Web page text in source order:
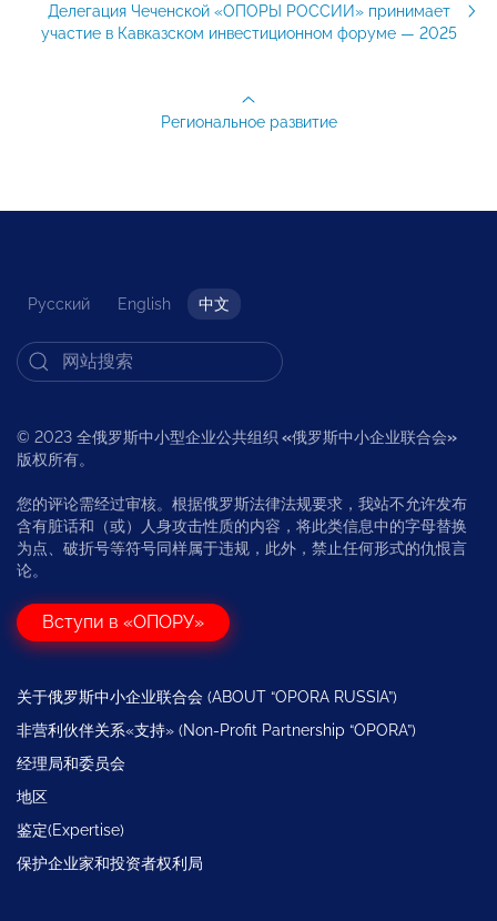
Делегация Чеченской «ОПОРЫ РОССИИ» принимает
участие в Кавказском инвестиционном форуме — 2025
Региональное развитие
Русский English 中文
© 2023 全俄罗斯中小型企业公共组织 «俄罗斯中小企业联合会»
版权所有。
您的评论需经过审核。根据俄罗斯法律法规要求，我站不允许发布
含有脏话和（或）人身攻击性质的内容，将此类信息中的字母替换
为点、破折号等符号同样属于违规，此外，禁止任何形式的仇恨言
论。
Вступи в «ОПОРУ»
关于俄罗斯中小企业联合会 (ABOUT “OPORA RUSSIA”)
非营利伙伴关系«支持» (Non-Profit Partnership “OPORA”)
经理局和委员会
地区
鉴定(Expertise)
保护企业家和投资者权利局